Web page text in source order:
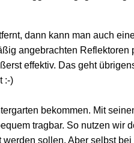
dann kann man auch
angebrachten
effektiv. Das geht
:-)
bekommen. Mit
tragbar. So nutzen wir
sollen. Aber selbst